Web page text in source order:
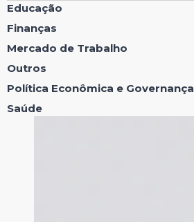
Educação
Finanças
Mercado de Trabalho
Outros
Política Econômica e Governança
Saúde